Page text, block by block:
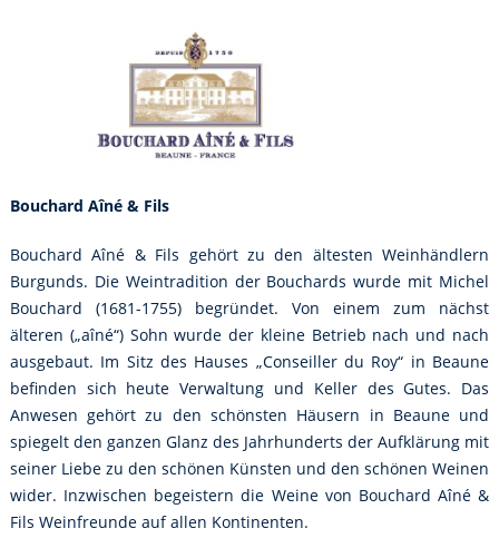
Bouchard Aîné & Fils
Bouchard Aîné & Fils gehört zu den ältesten Weinhändlern
Burgunds. Die Weintradition der Bouchards wurde mit Michel
Bouchard (1681-1755) begründet. Von einem zum nächst
älteren („aîné“) Sohn wurde der kleine Betrieb nach und nach
ausgebaut. Im Sitz des Hauses „Conseiller du Roy“ in Beaune
befinden sich heute Verwaltung und Keller des Gutes. Das
Anwesen gehört zu den schönsten Häusern in Beaune und
spiegelt den ganzen Glanz des Jahrhunderts der Aufklärung mit
seiner Liebe zu den schönen Künsten und den schönen Weinen
wider. Inzwischen begeistern die Weine von Bouchard Aîné &
Fils Weinfreunde auf allen Kontinenten.